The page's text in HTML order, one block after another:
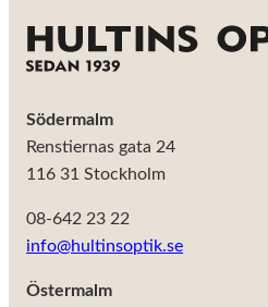
Södermalm
Renstiernas gata 24
116 31 Stockholm
08-642 23 22
info@hultinsoptik.se
Östermalm
kunna
förbättra
och
uppbyggnad,
hur
används.
Upplevelse